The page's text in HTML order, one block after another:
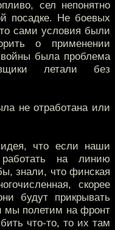
сел непонятно
посадке. Не боевых
сами условия были
о применении
была проблема
летали без
не отработана или
что если наши
работать на линию
знали, что финская
скорее
будут прикрывать
мы полетим на фронт
что-то, то их там